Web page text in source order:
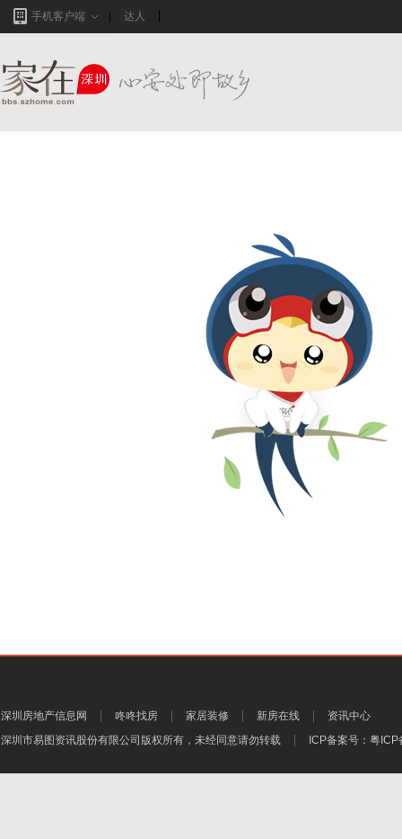
手机客户端 达人
深圳房地产信息网 咚咚找房 家居装修 新房在线
资讯中心
深圳市易图资讯股份有限公司 版权所有，未经同意请勿转载 ICP备案号： 粤ICP